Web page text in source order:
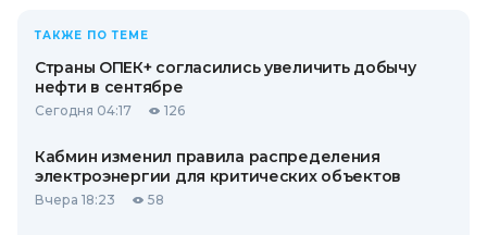
ТАКЖЕ ПО ТЕМЕ
Страны ОПЕК+ согласились увеличить добычу
нефти в сентябре
Сегодня 04:17 126
Кабмин изменил правила распределения
электроэнергии для критических объектов
Вчера 18:23 58